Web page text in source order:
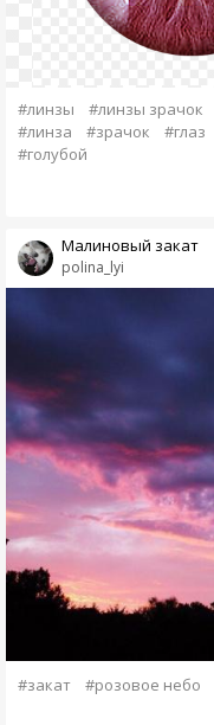
#линзы #линзы зрачок
#линза
#зрачок #глаз
#голубой
polina_lyi
Малиновый закат
#закат #розовое небо